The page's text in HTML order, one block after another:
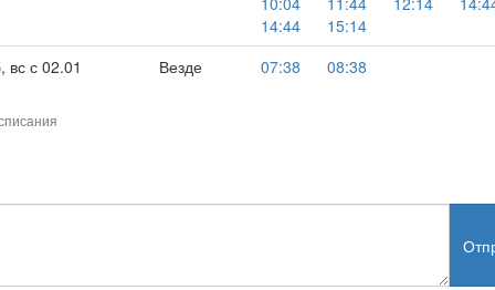
14:44
15:14
вс с 02.01
Везде 07:38 08:38